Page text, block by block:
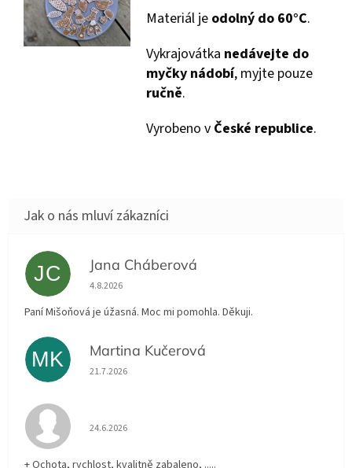
Materiál je odolný do 60°C.
Vykrajovátka nedávejte do
myčky nádobí, myjte pouze
ručně.
Vyrobeno v České republice.
JC Jana Cháberová
Hodnocení obchodu je 5 z 5 hvězdiček.
4.8.2026
Paní Mišoňová je úžasná. Moc mi pomohla. Děkuji.
MK Martina Kučerová
Hodnocení obchodu je 5 z 5 hvězdiček.
21.7.2026
Hodnocení obchodu je 5 z 5 hvězdiček.
24.6.2026
+ Ochota, rychlost, kvalitně zabaleno, .....